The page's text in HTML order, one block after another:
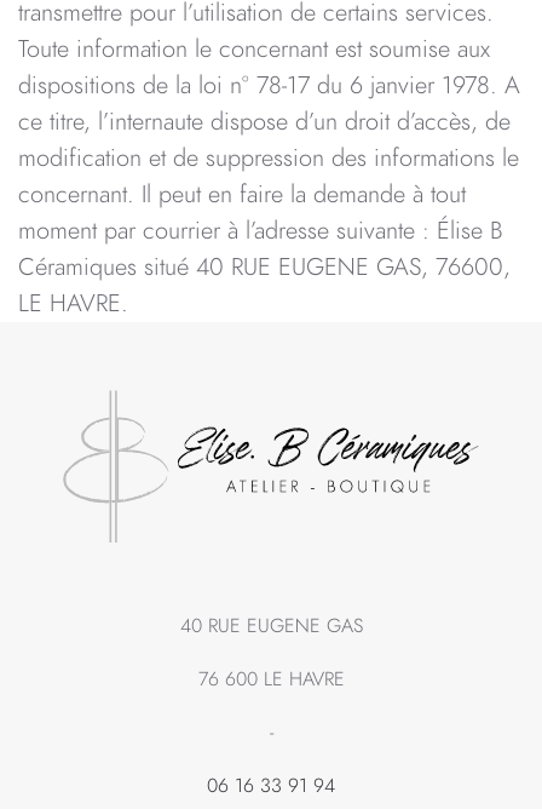
transmettre pour l’utilisation de certains services.
Toute information le concernant est soumise aux
dispositions de la loi n° 78-17 du 6 janvier 1978. A
ce titre, l’internaute dispose d’un droit d’accès, de
modification et de suppression des informations le
concernant. Il peut en faire la demande à tout
moment par courrier à l’adresse suivante : Élise B
Céramiques situé 40 RUE EUGENE GAS, 76600,
LE HAVRE.
40 RUE EUGENE GAS
76 600 LE HAVRE
-
06 16 33 91 94